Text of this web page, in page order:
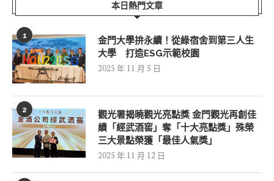
本日熱門文章
1
金門大學拚永續！從綠宿舍到第三人生
大學 打造ESG示範校園
2025 年 11 月 5 日
2
觀光署揭曉觀光亮點獎 金門觀光再創佳
績「經武酒窖」奪「十大亮點獎」殊榮
三大景點榮獲「最佳人氣獎」
2025 年 11 月 12 日